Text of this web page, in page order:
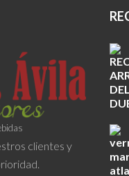
clientes y